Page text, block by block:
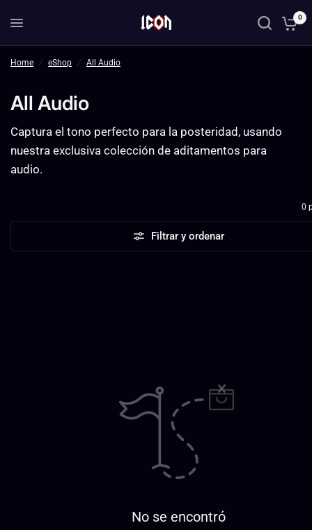
0
Home / eShop / All Audio
All Audio
Captura el tono perfecto para la posteridad, usando
nuestra exclusiva colección de aditamentos para
audio.
0
Filtrar y ordenar
No se encontró